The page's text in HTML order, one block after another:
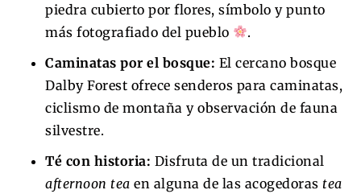
piedra cubierto por flores, símbolo y punto
más fotografiado del pueblo
.
Caminatas por el bosque: El cercano bosque
Dalby Forest ofrece senderos para caminatas,
ciclismo de montaña y observación de fauna
silvestre.
Té con historia: Disfruta de un tradicional
afternoon tea en alguna de las acogedoras tea